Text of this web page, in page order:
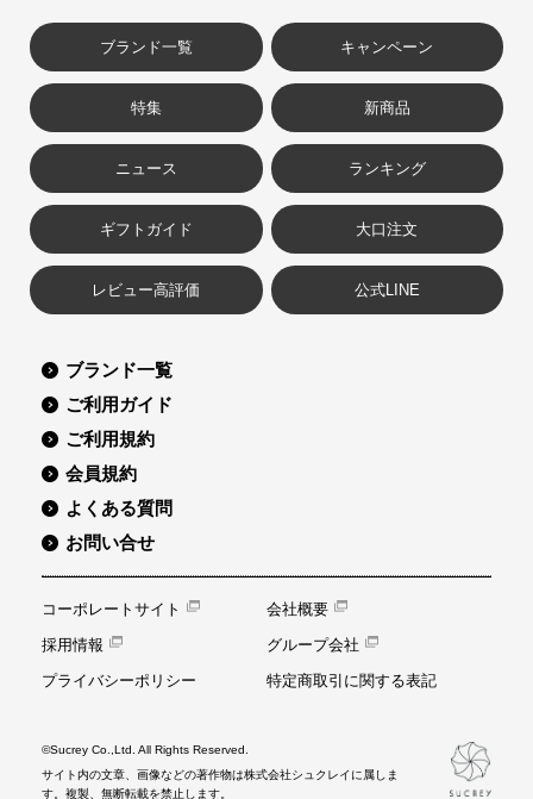
ブランド一覧 キャンペーン
特集 新商品
ニュース ランキング
ギフトガイド 大口注文
レビュー高評価 公式LINE
ブランド一覧
ご利用ガイド
ご利用規約
会員規約
よくある質問
お問い合せ
コーポレートサイト
会社概要
採用情報
グループ会社
プライバシーポリシー
特定商取引に関する表記
©Sucrey Co.,Ltd. All Rights Reserved.
サイト内の文章、画像などの著作物は株式会社シュクレイに属しま
す。複製、無断転載を禁止します。